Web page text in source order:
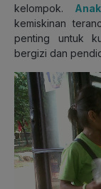
kelompok.
kemiskinan
penting untuk
bergizi dan